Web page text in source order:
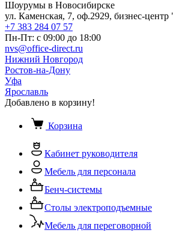
Шоурумы в Новосибирске
ул. Каменская, 7, оф.2929, бизнес-
+7 383 284 07 57
Пн-Пт: с 09:00 до 18:00
nvs@office-direct.ru
Нижний Новгород
Ростов-на-Дону
Уфа
Ярославль
Добавлено в корзину!
Корзина
Кабинет руководителя
Мебель для персонала
Бенч-системы
Столы электроподъемные
Мебель для переговорной